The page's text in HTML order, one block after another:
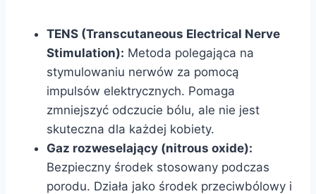
TENS (Transcutaneous Electrical Nerve
Stimulation): Metoda polegająca na
stymulowaniu nerwów za pomocą
impulsów elektrycznych. Pomaga
zmniejszyć odczucie bólu, ale nie jest
skuteczna dla każdej kobiety.
Gaz rozweselający (nitrous oxide):
Bezpieczny środek stosowany podczas
porodu. Działa jako środek przeciwbólowy i